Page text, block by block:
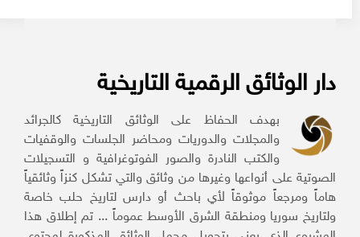
دار الوثائق الرقمية التاريخية
بهدف الحفاظ على الوثائق التاريخية كالجرائد
والمجلات والدوريات ومحاضر الجلسات والوقفيات
والكتب النادرة والصور الفوتوغرافية و التسجيلات
الصوتية على أنواعها وغيرها من وثائق والتي تشكل كنزاً وثائقياً
هاماً ومرجعاً موثوقاً لأي باحث أو دارس لتاريخ حلب خاصة
ولتاريخ سوريا ومنطقة الشرق الأوسط عموماً ... تم إطلاق هذا